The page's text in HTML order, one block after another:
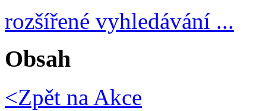
rozšířené vyhledávání ...
Obsah
<Zpět na Akce